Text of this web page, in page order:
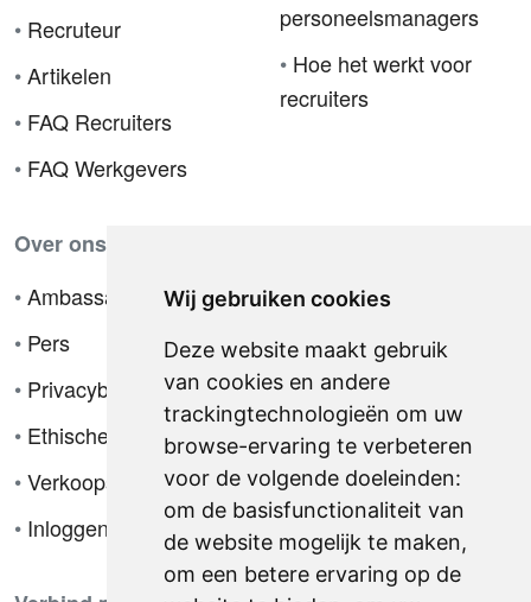
Wij gebruiken cookies
Deze website maakt gebruik
van cookies en andere
trackingtechnologieën om uw
browse-ervaring te verbeteren
voor de volgende doeleinden:
om de basisfunctionaliteit van
de website mogelijk te maken,
om een betere ervaring op de
• Recruteur
•Artikelen
• FAQ Recruiters
• FAQ Werkgevers
personeelsmanagers
• Hoe het werkt voor
recruiters
Over ons
•Ambassador
• Pers
• Privacybeleid
• Ethische code
•Verkoopsvoorwaarden
• Inloggen